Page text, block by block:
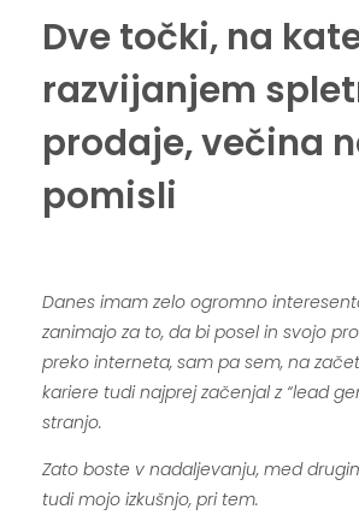
Dve točki, na
razvijanjem
prodaje, večina
pomisli
Danes imam zelo ogromno
zanimajo za to, da bi posel in svojo
preko interneta, sam pa sem, na
kariere tudi najprej začenjal z “lead
stranjo.
Zato boste v nadaljevanju, med
tudi mojo izkušnjo, pri tem.